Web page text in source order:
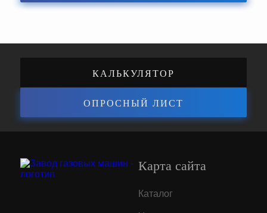
КАЛЬКУЛЯТОР
ЭНЕРГОЭФФЕКТИВНОСТИ
ОПРОСНЫЙ ЛИСТ
Карта сайта
Каталог